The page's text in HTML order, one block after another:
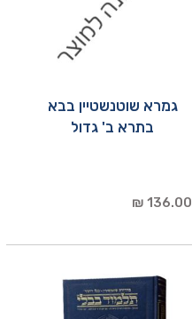
גמרא שוטנשטיין בבא
בתרא ב' גדול
136.00 ₪